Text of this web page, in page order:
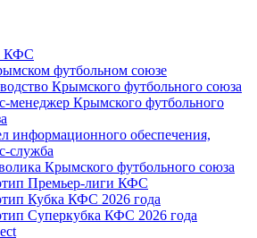
КФС
футбольном союзе
Крымского футбольного союза
менеджер Крымского футбольного
информационного обеспечения,
служба
Крымского футбольного союза
Премьер-лиги КФС
Кубка КФС 2026 года
Суперкубка КФС 2026 года